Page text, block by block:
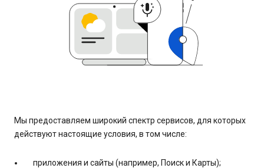
Мы предоставляем широкий спектр сервисов, для которых
действуют настоящие условия, в том числе:
приложения и сайты (например, Поиск и Карты);